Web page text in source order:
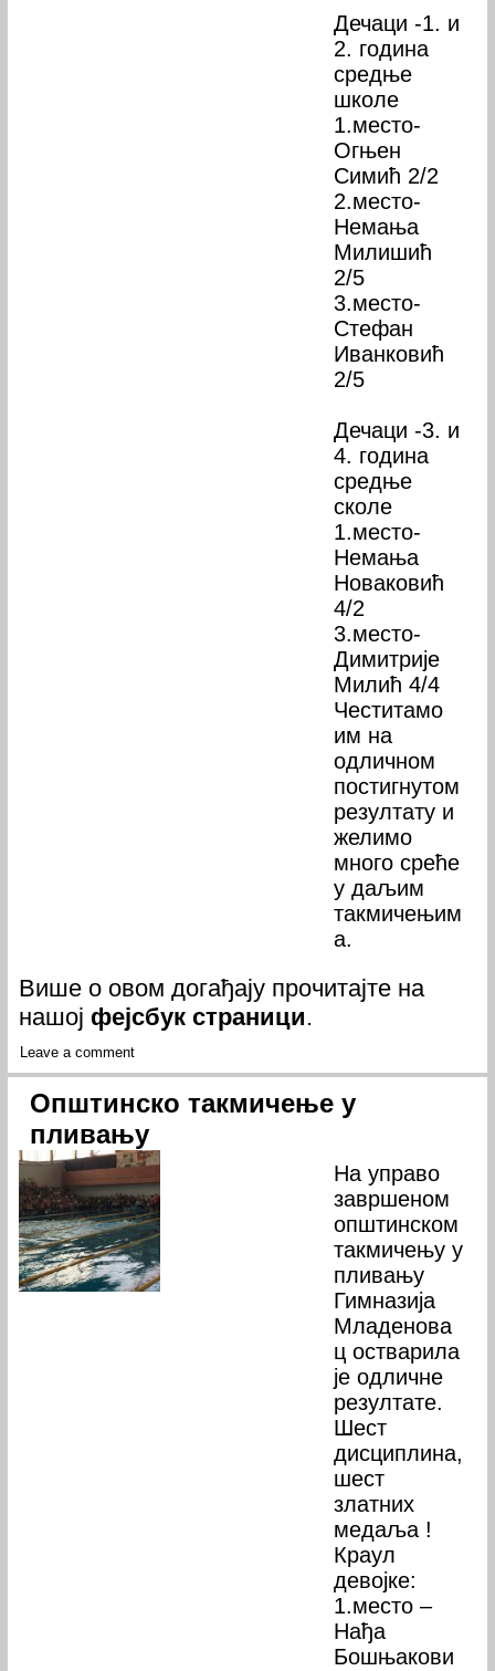
Дечаци -1. и
2. година
средње
школе
1.место-
Огњен
Симић 2/2
2.место-
Немања
Милишић
2/5
3.место-
Стефан
Иванковић
2/5
Дечаци -3. и
4. година
средње
сколе
1.место-
Немања
Новаковић
4/2
3.место-
Димитрије
Милић 4/4
Честитамо
им на
одличном
постигнутом
резултату и
желимо
много среће
у даљим
такмичењим
а.
Више о овом догађају прочитајте на
нашојфејсбук страници.
Leave a comment
Општинско такмичење у
пливању
На управо
завршеном
општинском
такмичењу у
пливању
Гимназија
Младенова
ц остварила
је одличне
резултате.
Шест
дисциплина,
шест
златних
медаља !
Краул
девојке:
1.место –
Нађа
Бошњакови